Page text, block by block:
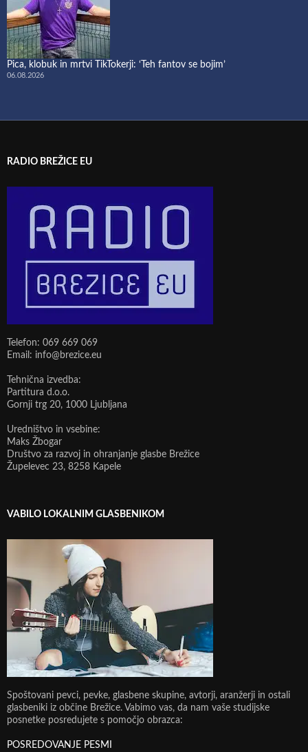
Pica, klobuk in mrtvi TikTokerji: ‘Teh fantov se bojim’
06.08.2026
RADIO BREŽICE EU
Telefon: 069 669 069
Email: info@brezice.eu
Tehnična izvedba:
Partitura d.o.o.
Gornji trg 20, 1000 Ljubljana
Uredništvo in vsebine:
Maks Žbogar
Društvo za razvoj in ohranjanje glasbe Brežice
Župelevec 23, 8258 Kapele
VABILO LOKALNIM GLASBENIKOM
Spoštovani pevci, pevke, glasbene skupine, avtorji, aranžerji in ostali
glasbeniki iz občine Brežice. Vabimo vas, da nam vaše studijske
posnetke posredujete s pomočjo obrazca:
POSREDOVANJE PESMI